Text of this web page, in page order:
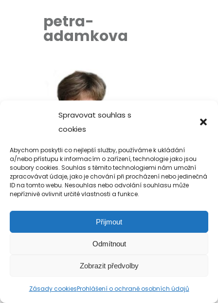
Spravovat souhlas s
cookies
Abychom poskytli co nejlepší služby, používáme k ukládání
a/nebo přístupu k informacím o zařízení, technologie jako jsou
soubory cookies. Souhlas s těmito technologiemi nám umožní
zpracovávat údaje, jako je chování při procházení nebo jedinečná
ID na tomto webu. Nesouhlas nebo odvolání souhlasu může
nepříznivě ovlivnit určité vlastnosti a funkce.
Přijmout
Odmítnout
Zobrazit předvolby
Zásady cookiesProhlášení o ochraně osobních údajů
petra-
adamkova
Copyright 2019-2026 Alfa Human Service
/ TM Servis - the technical motion s.r.o.